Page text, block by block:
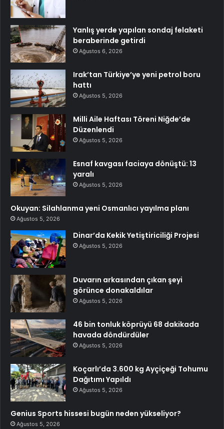
Yanlış yerde yapılan sondaj felaketi
beraberinde getirdi
Ağustos 6, 2026
Irak’tan Türkiye’ye yeni petrol boru
hattı
Ağustos 5, 2026
Milli Aile Haftası Töreni Niğde’de
Düzenlendi
Ağustos 5, 2026
Esnaf kavgası faciaya dönüştü: 13
yaralı
Ağustos 5, 2026
Okuyan: Silahlanma yeni Osmanlıcı yayılma planı
Ağustos 5, 2026
Dinar’da Kekik Yetiştiriciliği Projesi
Ağustos 5, 2026
Duvarın arkasından çıkan şeyi
görünce donakaldılar
Ağustos 5, 2026
46 bin tonluk köprüyü 68 dakikada
havada döndürdüler
Ağustos 5, 2026
Koçarlı’da 3.600 kg Ayçiçeği Tohumu
Dağıtımı Yapıldı
Ağustos 5, 2026
Genius Sports hissesi bugün neden yükseliyor?
Ağustos 5, 2026